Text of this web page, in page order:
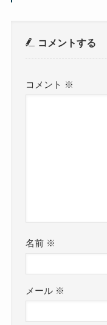
コメントする
コメント ※
名前 ※
メール ※